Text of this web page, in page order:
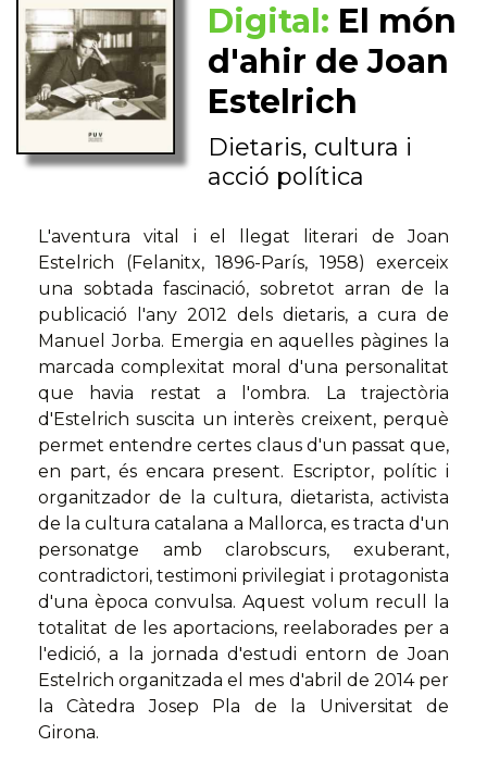
Digital: El món
d'ahir de Joan
Estelrich
Dietaris, cultura i
acció política
L'aventura vital i el llegat literari de Joan
Estelrich (Felanitx, 1896-París, 1958) exerceix
una sobtada fascinació, sobretot arran de la
publicació l'any 2012 dels dietaris, a cura de
Manuel Jorba. Emergia en aquelles pàgines la
marcada complexitat moral d'una personalitat
que havia restat a l'ombra. La trajectòria
d'Estelrich suscita un interès creixent, perquè
permet entendre certes claus d'un passat que,
en part, és encara present. Escriptor, polític i
organitzador de la cultura, dietarista, activista
de la cultura catalana a Mallorca, es tracta d'un
personatge amb clarobscurs, exuberant,
contradictori, testimoni privilegiat i protagonista
d'una època convulsa. Aquest volum recull la
totalitat de les aportacions, reelaborades per a
l'edició, a la jornada d'estudi entorn de Joan
Estelrich organitzada el mes d'abril de 2014 per
la Càtedra Josep Pla de la Universitat de
Girona.